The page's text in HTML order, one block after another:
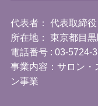
代表者： 代表取締
所在地： 東京都目
電話番号 : 03-5724-
事業内容：サロン・
ン事業